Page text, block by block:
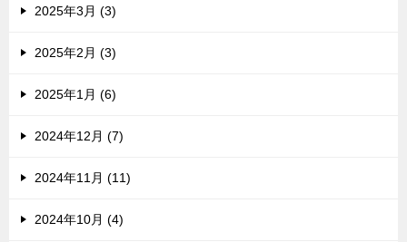
2025年3月 (3)
2025年2月 (3)
2025年1月 (6)
2024年12月 (7)
2024年11月 (11)
2024年10月 (4)